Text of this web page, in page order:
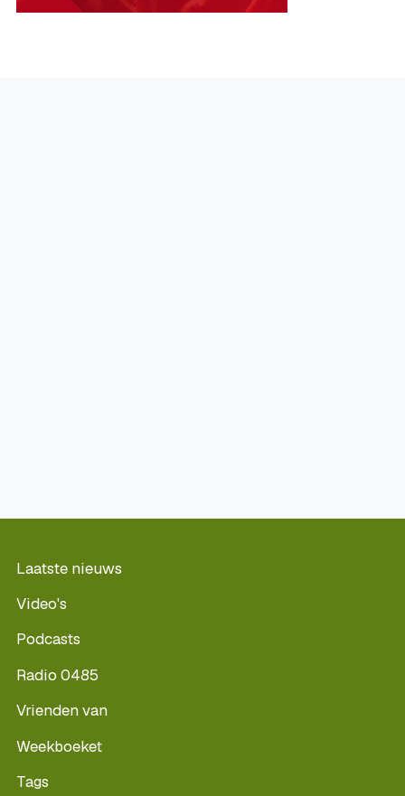
Laatste nieuws
Video's
Podcasts
Radio 0485
Vrienden van
Weekboeket
Tags